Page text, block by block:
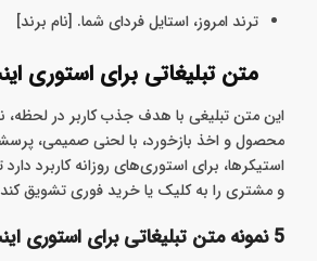
ترند امروز، استایل فردای شما. [نام برند]
متن تبلیغاتی برای استوری
این متن‌ تبلیغی با هدف جذب کاربر در لحظه،
محصول و اخذ بازخورد، با لحنی صمیمی،
استیکرها، برای استوری‌های روزانه کاربرد دارد
و مشتری را به کلیک یا خرید فوری تشویق
5 نمونه متن تبلیغاتی برای استوری اینستاگرام